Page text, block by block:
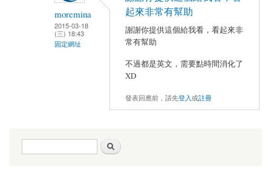
moremina
2015-03-18
(三) 18:43
固定網址
起來非常有幫助
謝謝你提供這個給我看，看起來非
常有幫助
不過都是英文，需要點時間消化了
XD
發表回應前，請先登入或註冊
搜尋表單